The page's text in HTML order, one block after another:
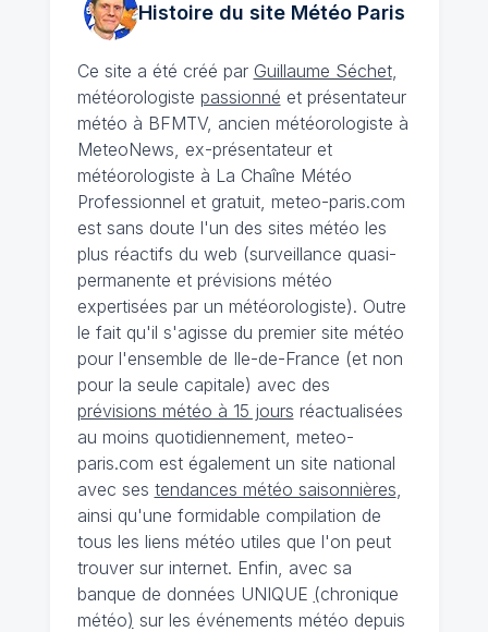
Histoire du site MétéoParis
Ce site a été créé par Guillaume Séchet,
météorologiste passionné et présentateur
météo à BFMTV, ancien météorologiste à
MeteoNews, ex-présentateur et
météorologiste à La Chaîne Météo
Professionnel et gratuit, meteo-paris.com
est sans doute l'un des sites météo les
plus réactifs du web (surveillance quasi-
permanente et prévisions météo
expertisées par un météorologiste). Outre
le fait qu'il s'agisse du premier site météo
pour l'ensemble de Ile-de-France (et non
pour la seule capitale) avec des
prévisions météo à 15 jours réactualisées
au moins quotidiennement, meteo-
paris.com est également un site national
avec ses tendances météo saisonnières,
ainsi qu'une formidable compilation de
tous les liens météo utiles que l'on peut
trouver sur internet. Enfin, avec sa
banque de données UNIQUE (chronique
météo) sur les événements météo depuis